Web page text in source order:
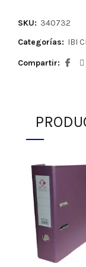
SKU: 340732
Categorías: IBI
Compartir